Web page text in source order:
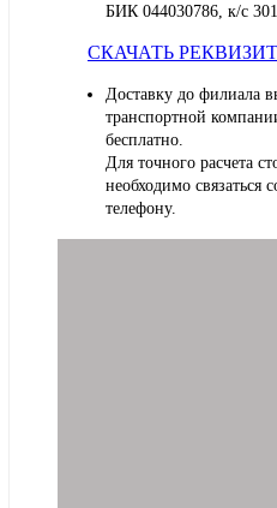
БИК 044030786, к/с
СКАЧАТЬ
Доставку до филиала
транспортной
бесплатно.
Для точного расчета
необходимо связаться
телефону.